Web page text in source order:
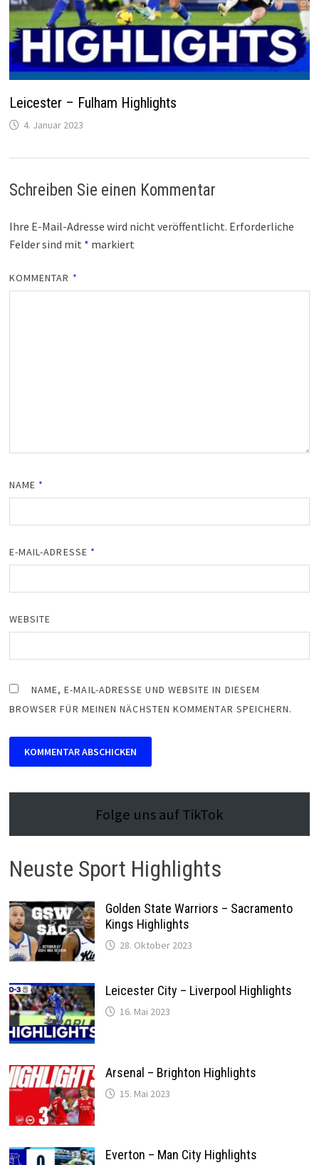
Leicester – Fulham Highlights
4. Januar 2023
Schreiben Sie einen Kommentar
Ihre E-Mail-Adresse wird nicht veröffentlicht. Erforderliche
Felder sind mit * markiert
KOMMENTAR *
NAME *
E-MAIL-ADRESSE *
WEBSITE
NAME, E-MAIL-ADRESSE UND WEBSITE IN DIESEM
BROWSER FÜR MEINEN NÄCHSTEN KOMMENTAR SPEICHERN.
Folge uns auf TikTok
Neuste Sport Highlights
Golden State Warriors – Sacramento
Kings Highlights
28. Oktober 2023
Leicester City – Liverpool Highlights
16. Mai 2023
Arsenal – Brighton Highlights
15. Mai 2023
Everton – Man City Highlights